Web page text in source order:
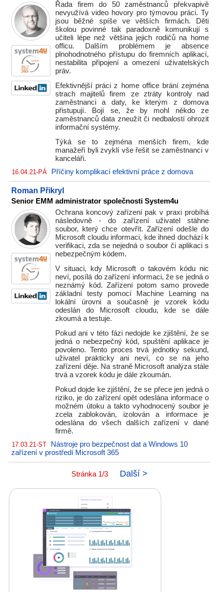
Řada firem do 50 zaměstnanců překvapivě
nevyužívá video hovory pro týmovou práci. Ty
jsou běžné spíše ve větších firmách. Děti
školou povinné tak paradoxně komunikují s
učiteli lépe než většina jejich rodičů na home
officu. Dalším problémem je absence
plnohodnotného přístupu do firemních aplikací,
nestabilita připojení a omezení uživatelských
práv.
Efektivnější práci z home office brání zejména
strach majitelů firem ze ztráty kontroly nad
zaměstnanci a daty, ke kterým z domova
přistupují. Bojí se, že by mohl někdo ze
zaměstnanců data zneužít či nedbalostí ohrozit
informační systémy.
Týká se to zejména menších firem, kde
manažeři byli zvyklí vše řešit se zaměstnanci v
kanceláři.
16.04.21-PÁ Příčiny komplikací efektivní práce z domova
Roman Přikryl
Senior EMM administrator společnosti System4u
Ochrana koncový zařízení pak v praxi probíhá
následovně - do zařízení uživatel stáhne
soubor, který chce otevřít. Zařízení odešle do
Microsoft cloudu informaci, kde ihned dochází k
verifikaci, zda se nejedná o soubor či aplikaci s
nebezpečným kódem.
V situaci, kdy Microsoft o takovém kódu nic
neví, posílá do zařízení informaci, že se jedná o
neznámý kód. Zařízení potom samo provede
základní testy pomocí Machine Learning na
lokální úrovni a současně je vzorek kódu
odeslán do Microsoft cloudu, kde se dále
zkoumá a testuje.
Pokud ani v této fázi nedojde ke zjištění, že se
jedná o nebezpečný kód, spuštění aplikace je
povoleno. Tento proces trvá jednotky sekund,
uživatel prakticky ani neví, co se na jeho
zařízení děje. Na straně Microsoft analýza stále
trvá a vzorek kódu je dále zkoumán.
Pokud dojde ke zjištění, že se přece jen jedná o
riziko, je do zařízení opět odeslána informace o
možném útoku a takto vyhodnocený soubor je
zcela zablokován, izolován a informace je
odeslána do všech dalších zařízení v dané
firmě.
17.03.21-ST
Nástroje pro bezpečnost dat a Windows 10
zařízení v prostředí Microsoft 365
Stránka 1/3 Další >